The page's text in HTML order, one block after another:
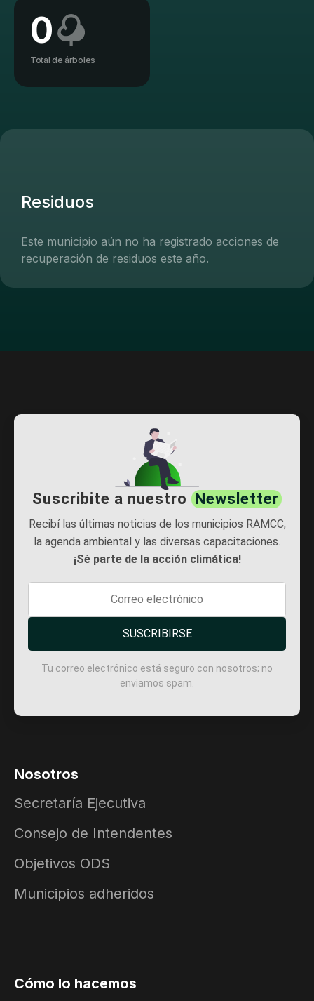
0
Total de árboles
Residuos
Este municipio aún no ha registrado acciones de
recuperación de residuos este año.
Suscribite a nuestro Newsletter
Recibí las últimas noticias de los municipios RAMCC,
la agenda ambiental y las diversas capacitaciones.
¡Sé parte de la acción climática!
SUSCRIBIRSE
Tu correo electrónico está seguro con nosotros; no
enviamos spam.
Nosotros
Secretaría Ejecutiva
Consejo de Intendentes
Objetivos ODS
Municipios adheridos
Cómo lo hacemos